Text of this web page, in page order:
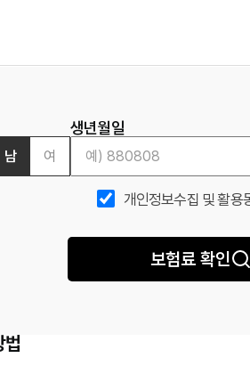
남 여
생년월일
개인정보수집 및 활용
보험료 확인
법